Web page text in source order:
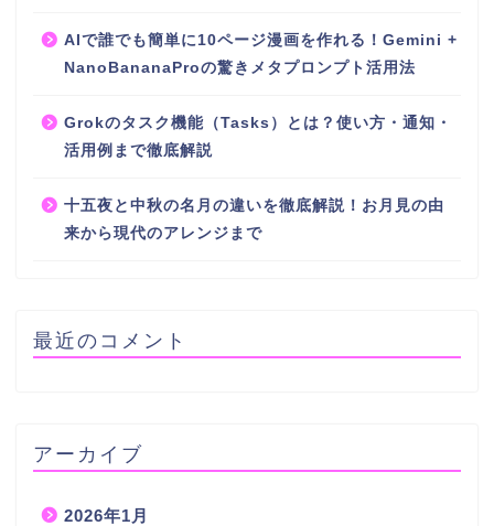
AIで誰でも簡単に10ページ漫画を作れる！Gemini +
NanoBananaProの驚きメタプロンプト活用法
Grokのタスク機能（Tasks）とは？使い方・通知・
活用例まで徹底解説
十五夜と中秋の名月の違いを徹底解説！お月見の由
来から現代のアレンジまで
最近のコメント
アーカイブ
2026年1月